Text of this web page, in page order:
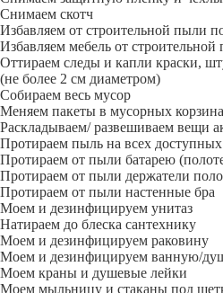
Снимаем скотч
Избавляем от строительной пыли
Избавляем мебель от строительной
Оттираем следы и капли краски,
(не более 2 см диаметром)
Собираем весь мусор
Меняем пакеты в мусорных
Раскладываем/ развешиваем вещи
Протираем пыль на всех
Протираем от пыли батарею
Протираем от пыли держатели
Протираем от пыли настенные бра
Моем и дезинфицируем унитаз
Натираем до блеска сантехнику
Моем и дезинфицируем раковину
Моем и дезинфицируем ванную/
Моем краны и душевые лейки
Моем мыльницу и стаканы под